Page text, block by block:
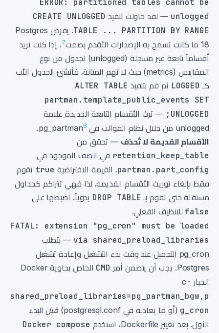
ERROR: partitioned tables cannot be
unlogged — لقد حاولت تنفيذ CREATE UNLOGGED
TABLE ... PARTITION BY RANGE
. يفرض Postgres
18 ما كانت تسمح به الإصدارات الأقدم بصمت
7. إذا كنت تريد
أقساماً تابعة غير مسجلة (unlogged) لجدول من نوع
المقاييس (metrics) حيث لا تهم المتانة، فأنشئ الجدول الأب
كـ LOGGED ثم قم بتنفيذ ALTER TABLE
partman.template_public_events SET
UNLOGGED;
— ترث الأقسام التابعة الجديدة علامة
unlogged من خلال نظام القوالب في pg_partman
8
.
الأقسام القديمة لا تُحذف — تحقق من
retention_keep_table في الصف الموجود في
partman.part_config. القيمة الافتراضية true تقوم
فقط بإلغاء توريث الأقسام القديمة، لذا فهي تتراكم كجداول
مستقلة حتى تقوم بـ DROP TABLE يدوياً. اضبطها على
false للتنظيف الفعلي.
FATAL: extension "pg_cron" must be loaded
via shared_preload_libraries — يتطلب
pg_cron التحميل عند وقت بدء التشغيل وإعادة تشغيل
Postgres. يجب أن يتضمن أمر
CMD
الخاص بحاوية Docker
الخيار
-c
shared_preload_libraries=pg_partman_bgw,p
g_cron (أو ما يعادله في postgresql.conf) قبلالبدء
الأول. بعد تغيير Dockerfile، استخدم
Docker compose